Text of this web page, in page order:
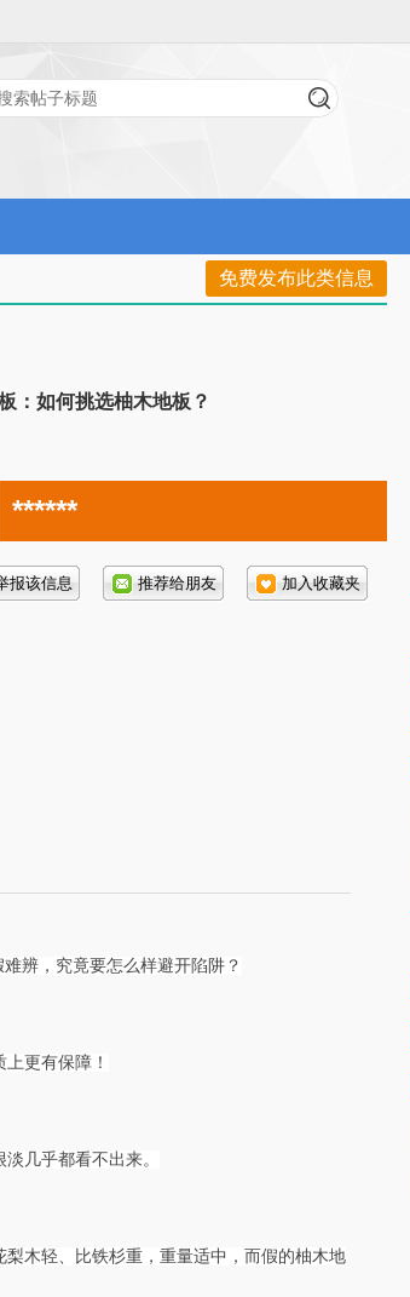
免费发布此类信息
：如何挑选柚木地板？
电
******
辨，究竟要怎么样避开陷阱？
更有保障！
几乎都看不出来。
木轻、比铁杉重，重量适中，而假的柚木地